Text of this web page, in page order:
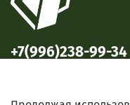
+7(996)238-99-34